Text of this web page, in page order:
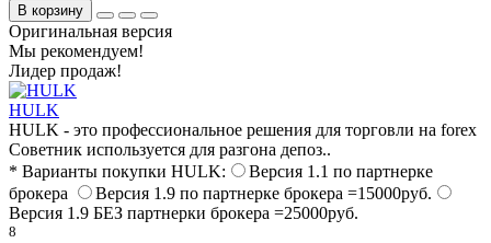
В корзину
Оригинальная версия
Мы рекомендуем!
Лидер продаж!
HULK
HULK - это профессиональное решения для торговли на forex
Советник используется для разгона депоз..
* Варианты покупки HULK:
Версия 1.1 по партнерке
брокера
Версия 1.9 по партнерке брокера =15000руб.
Версия 1.9 БЕЗ партнерки брокера =25000руб.
8